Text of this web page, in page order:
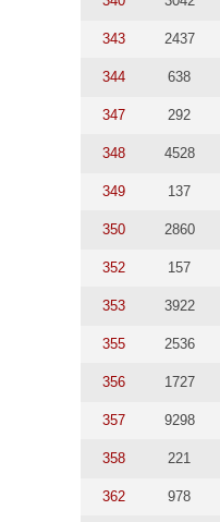
343 2437
344 638
347 292
348 4528
349 137
350 2860
352 157
353 3922
355 2536
356 1727
357 9298
358 221
362 978